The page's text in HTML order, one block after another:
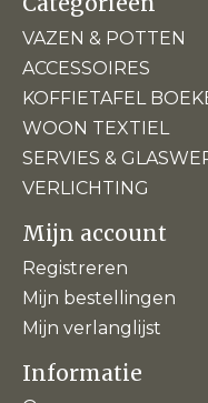
VAZEN & POTTEN
ACCESSOIRES
KOFFIETAFEL
WOON TEXTIEL
SERVIES &
VERLICHTING
Mijn account
Registreren
Mijn bestellingen
Mijn verlanglijst
Informatie